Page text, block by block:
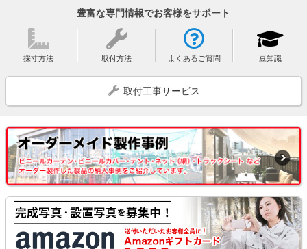
豊富な専門情報でお客様をサポート
採寸方法 取付方法 よくあるご質問 豆知識
取付工事サービス